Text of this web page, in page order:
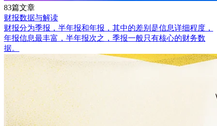
83篇文章
财报数据与解读
财报分为季报，半年报和年报，其中的差别是信息详细程度，
年报信息最丰富，半年报次之，季报一般只有核心的财务数
据。